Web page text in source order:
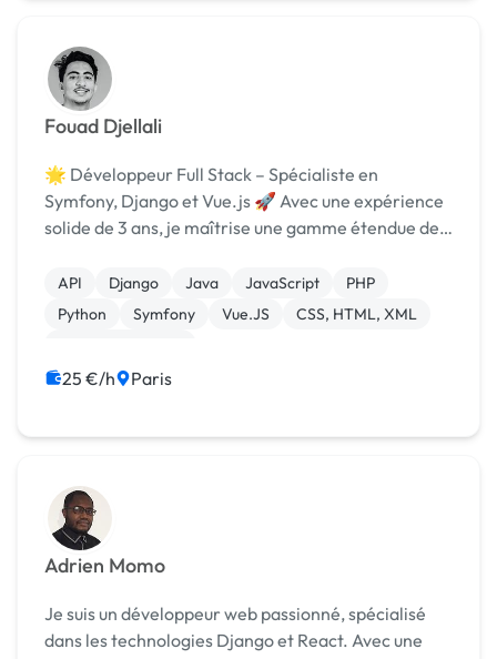
Fouad Djellali
🌟 Développeur Full Stack – Spécialiste en
Symfony, Django et Vue.js 🚀 Avec une expérience
solide de 3 ans, je maîtrise une gamme étendue de
expertise s'étend sur Symfony, Django, et Vue.js,
me permett...
API Django Java JavaScript
PHP
Python
Symfony Vue.JS
CSS, HTML, XML
25 €/h Paris
Adrien Momo
Je suis un développeur web passionné, spécialisé
dans les technologies Django et React. Avec une